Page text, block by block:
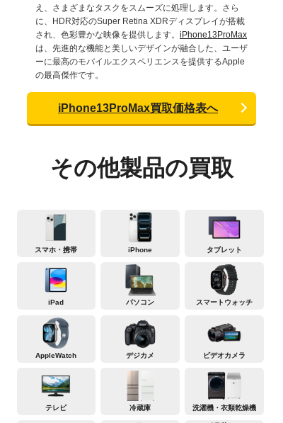
え、さまざまなタスクをスムーズに処理します。さら
に、HDR対応のSuper Retina XDRディスプレイが搭載
され、色彩豊かな映像を提供します。 iPhone13ProMax
は、先進的な機能と美しいデザインが融合した、ユーザ
ーに最高のモバイルエクスペリエンスを提供するApple
の最高傑作です。
iPhone13ProMax買取価格表へ
その他製品の買取
スマホ・携帯 iPhone タブレット
iPad パソコン スマートウォッチ
AppleWatch デジカメ ビデオカメラ
テレビ 冷蔵庫 洗濯機・衣類乾燥機